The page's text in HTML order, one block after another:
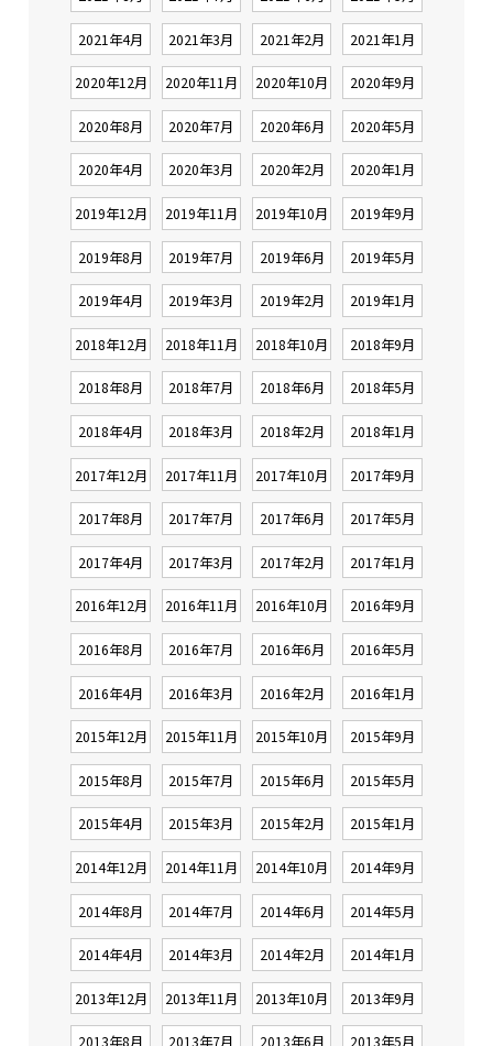
2021年4月 2021年3月 2021年2月 2021年1月
2020年12月 2020年11月 2020年10月 2020年9月
2020年8月 2020年7月 2020年6月 2020年5月
2020年4月 2020年3月 2020年2月 2020年1月
2019年12月 2019年11月 2019年10月 2019年9月
2019年8月 2019年7月 2019年6月 2019年5月
2019年4月 2019年3月 2019年2月 2019年1月
2018年12月 2018年11月 2018年10月 2018年9月
2018年8月 2018年7月 2018年6月 2018年5月
2018年4月 2018年3月 2018年2月 2018年1月
2017年12月 2017年11月 2017年10月 2017年9月
2017年8月 2017年7月 2017年6月 2017年5月
2017年4月 2017年3月 2017年2月 2017年1月
2016年12月 2016年11月 2016年10月 2016年9月
2016年8月 2016年7月 2016年6月 2016年5月
2016年4月 2016年3月 2016年2月 2016年1月
2015年12月 2015年11月 2015年10月 2015年9月
2015年8月 2015年7月 2015年6月 2015年5月
2015年4月 2015年3月 2015年2月 2015年1月
2014年12月 2014年11月 2014年10月 2014年9月
2014年8月 2014年7月 2014年6月 2014年5月
2014年4月 2014年3月 2014年2月 2014年1月
2013年12月 2013年11月 2013年10月 2013年9月
2013年8月 2013年7月 2013年6月 2013年5月